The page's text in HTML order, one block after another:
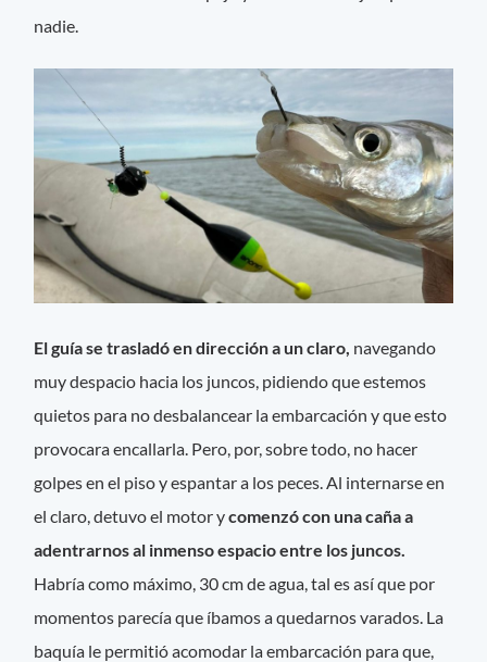
nadie.
El guía se trasladó en dirección a un claro, navegando
muy despacio hacia los juncos, pidiendo que estemos
quietos para no desbalancear la embarcación y que esto
provocara encallarla. Pero, por, sobre todo, no hacer
golpes en el piso y espantar a los peces. Al internarse en
el claro, detuvo el motor ycomenzó con una caña a
adentrarnos al inmenso espacio entre los juncos.
Habría como máximo, 30 cm de agua, tal es así que por
momentos parecía que íbamos a quedarnos varados. La
baquía le permitió acomodar la embarcación para que,